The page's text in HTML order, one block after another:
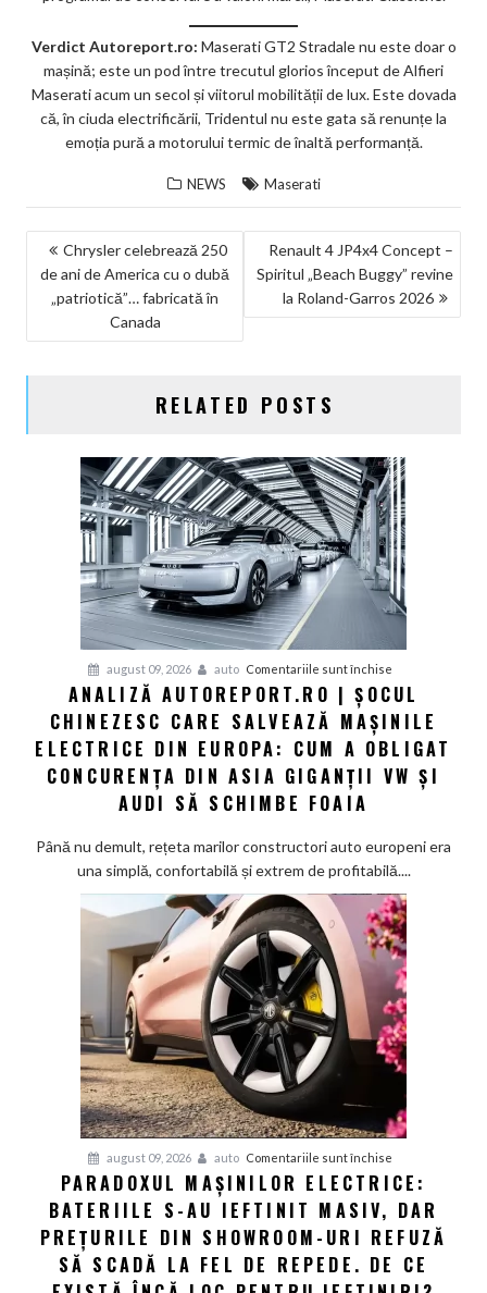
Verdict Autoreport.ro: Maserati GT2 Stradale nu este doar o
mașină; este un pod între trecutul glorios început de Alfieri
Maserati acum un secol și viitorul mobilității de lux. Este dovada
că, în ciuda electrificării, Tridentul nu este gata să renunțe la
emoția pură a motorului termic de înaltă performanță.
NEWS Maserati
NAVIGARE
ÎN
ARTICOLE
Chrysler celebrează 250
de ani de America cu o dubă
„patriotică”… fabricată în
Canada
Renault 4 JP4x4 Concept –
Spiritul „Beach Buggy” revine
la Roland-Garros 2026
RELATED POSTS
august 09, 2026 auto Comentariile sunt închise
Analiză
Autoreport.ro
|
chinezesc
mașinile
din
Europa:
Cum
a
obligat
concurența
din
Asia
giganții
VW
să
schimbe
foaia
ANALIZĂ AUTOREPORT.RO | ȘOCUL
CHINEZESC CARE SALVEAZĂ MAȘINILE
ELECTRICE DIN EUROPA: CUM A OBLIGAT
CONCURENȚA DIN ASIA GIGANȚII VW ȘI
AUDI SĂ SCHIMBE FOAIA
Până nu demult, rețeta marilor constructori auto europeni era
una simplă, confortabilă și extrem de profitabilă....
august 09, 2026 auto Comentariile sunt închise
Paradoxul
mașinilor
electrice:
PARADOXUL MAȘINILOR ELECTRICE:
BATERIILE S-AU IEFTINIT MASIV, DAR
PREȚURILE DIN SHOWROOM-URI REFUZĂ
SĂ SCADĂ LA FEL DE REPEDE. DE CE